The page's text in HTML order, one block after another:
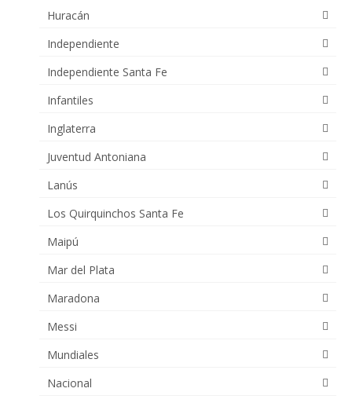
Huracán
Independiente
Independiente Santa Fe
Infantiles
Inglaterra
Juventud Antoniana
Lanús
Los Quirquinchos Santa Fe
Maipú
Mar del Plata
Maradona
Messi
Mundiales
Nacional